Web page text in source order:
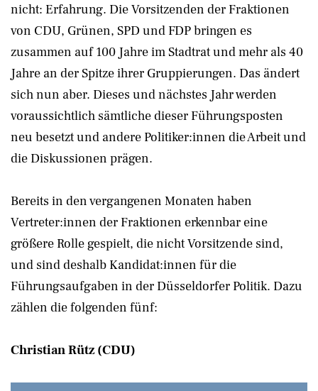
nicht: Erfahrung. Die Vorsitzenden der Fraktionen
von CDU, Grünen, SPD und FDP bringen es
zusammen auf 100 Jahre im Stadtrat und mehr als 40
Jahre an der Spitze ihrer Gruppierungen. Das ändert
sich nun aber. Dieses und nächstes Jahr werden
voraussichtlich sämtliche dieser Führungsposten
neu besetzt und andere Politiker:innen die Arbeit und
die Diskussionen prägen.
Bereits in den vergangenen Monaten haben
Vertreter:innen der Fraktionen erkennbar eine
größere Rolle gespielt, die nicht Vorsitzende sind,
und sind deshalb Kandidat:innen für die
Führungsaufgaben in der Düsseldorfer Politik. Dazu
zählen die folgenden fünf:
Christian Rütz (CDU)